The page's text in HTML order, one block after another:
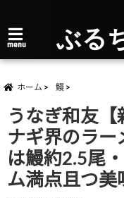
menu ぶる
ホーム 鰻
うなぎ和友
ナギ界のラー
は鰻約2.5尾
ム満点且つ美